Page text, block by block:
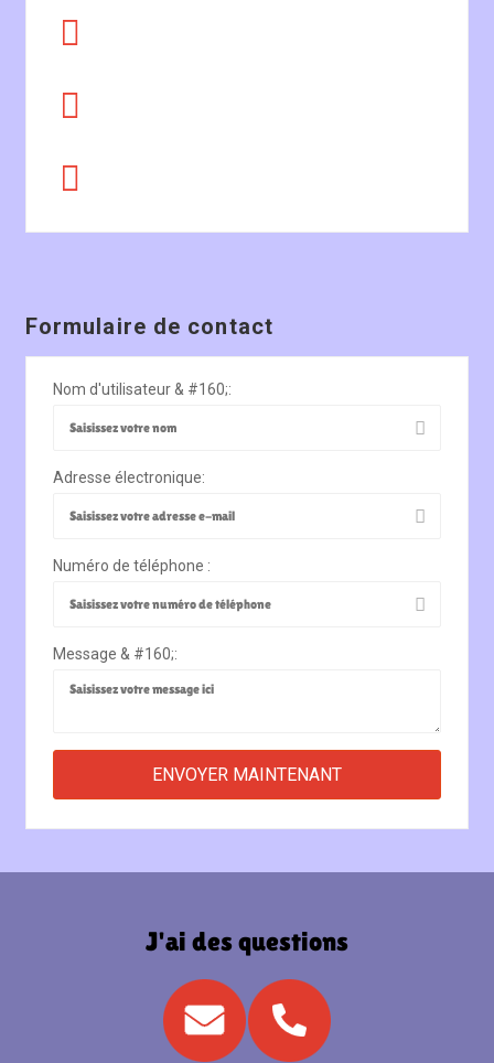
Formulaire de contact
Nom d'utilisateur & #160;:
Adresse électronique:
Numéro de téléphone :
Message & #160;:
J'ai des questions